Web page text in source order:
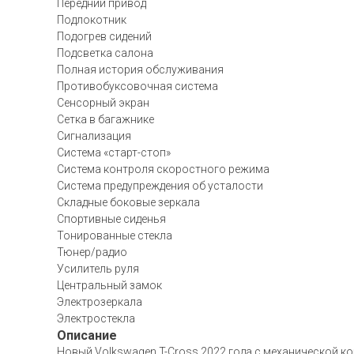
Передний привод
Подлокотник
Подогрев сидений
Подсветка салона
Полная история обслуживания
Противобуксовочная система
Сенсорный экран
Сетка в багажнике
Сигнализация
Система «старт-стоп»
Система контроля скоростного режима
Система предупреждения об усталости
Складные боковые зеркала
Спортивные сиденья
Тонированные стекла
Тюнер/радио
Усилитель руля
Центральный замок
Электрозеркала
Электростекла
Описание